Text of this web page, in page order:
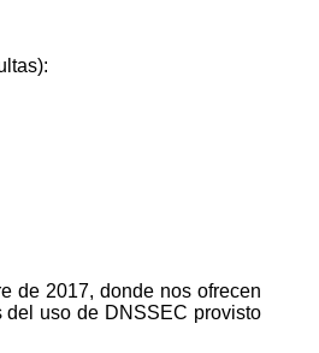
de 2017, donde nos ofrecen
uso de DNSSEC provisto